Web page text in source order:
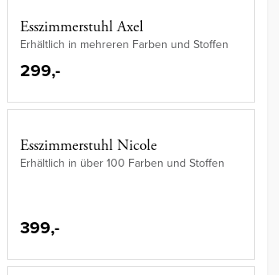
Esszimmerstuhl Axel
Erhältlich in mehreren Farben und Stoffen
299,-
Esszimmerstuhl Nicole
Erhältlich in über 100 Farben und Stoffen
399,-